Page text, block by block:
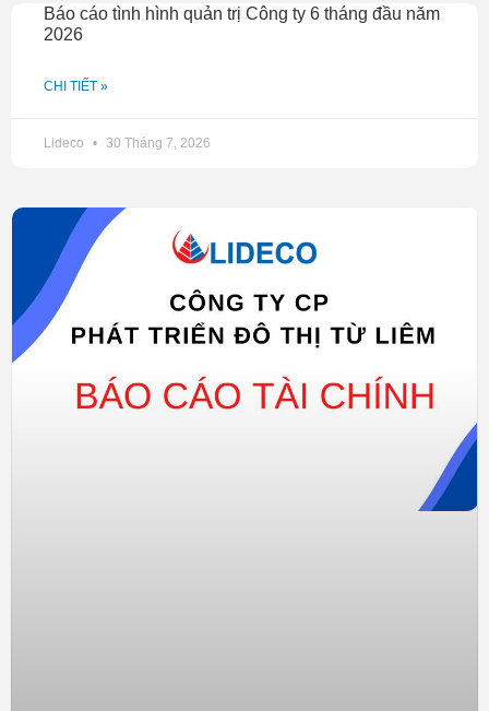
Báo cáo tình hình quản trị Công ty 6 tháng đầu năm
2026
CHI TIẾT »
Lideco 30 Tháng 7, 2026